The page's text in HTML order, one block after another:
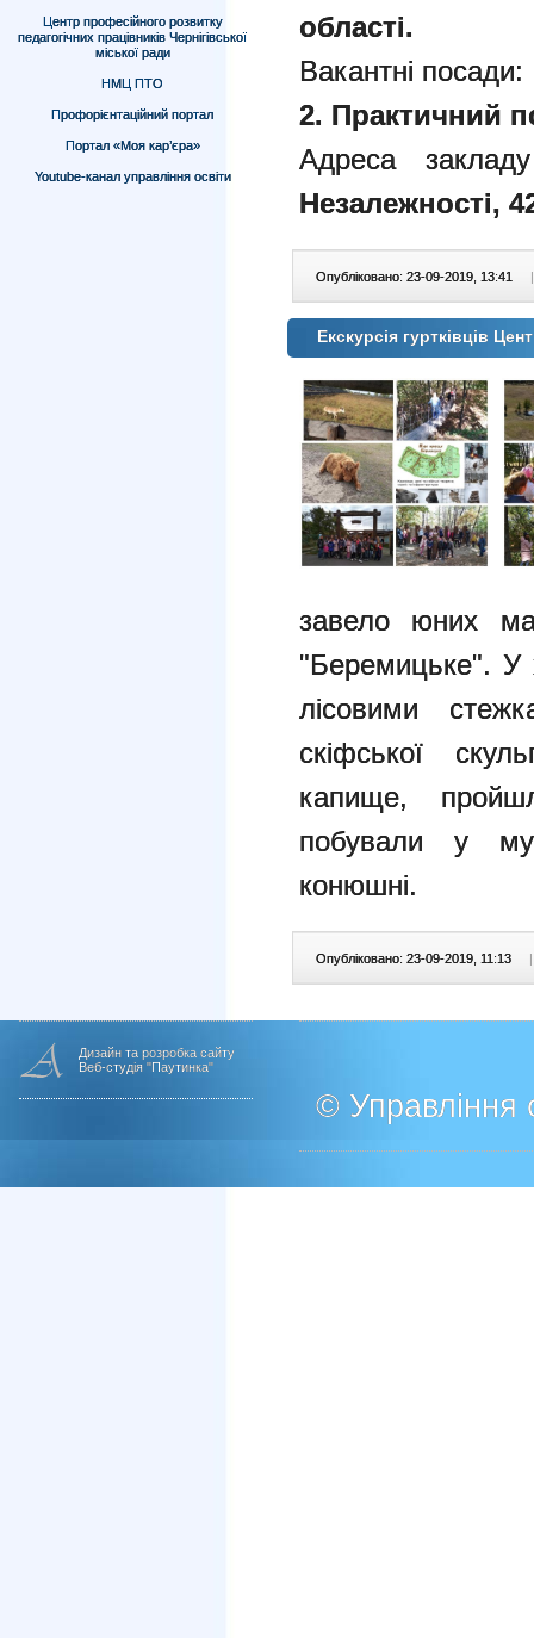
Центр професійного розвитку
педагогічних працівників Чернігівської
міської ради
НМЦ ПТО
Профорієнтаційний портал
Портал «Моя кар’єра»
Youtube-канал управління освіти
області.
Вакантні посади:
2. Практичний
Адреса
Незалежності,
Опубліковано: 23-09-2019, 13:41 |
Екскурсія гуртківців
завело юних
"Беремицьке". У
лісовими
скіфської
капище,
побували у
конюшні.
Опубліковано: 23-09-2019, 11:13 |
Дизайн та розробка сайту
Веб-студія "Паутинка"
© Управління